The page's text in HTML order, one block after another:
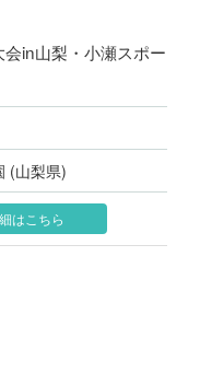
in山梨・小瀬スポー
(山梨県)
はこちら